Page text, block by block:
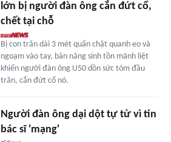
lớn bị người đàn ông cắn đứt cổ,
chết tại chỗ
Bị con trăn dài 3 mét quấn chặt quanh eo và
ngoạm vào tay, bản năng sinh tồn mãnh liệt
khiến người đàn ông U50 dồn sức tóm đầu
trăn, cắn đứt cổ nó.
Người đàn ông dại dột tự tử vì tin
bác sĩ 'mạng'